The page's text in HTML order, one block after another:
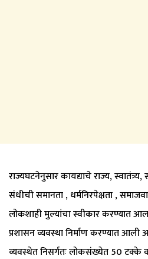
राज्यघटनेनुसार कायद्याचे राज्य,
संधीची समानता , धर्मनिरपेक्षता ,
लोकशाही मुल्यांचा स्वीकार करण्यात
प्रशासन व्यवस्था निर्माण करण्यात
व्यवस्थेत निसर्गतः लोकसंख्येत 50 टक्के